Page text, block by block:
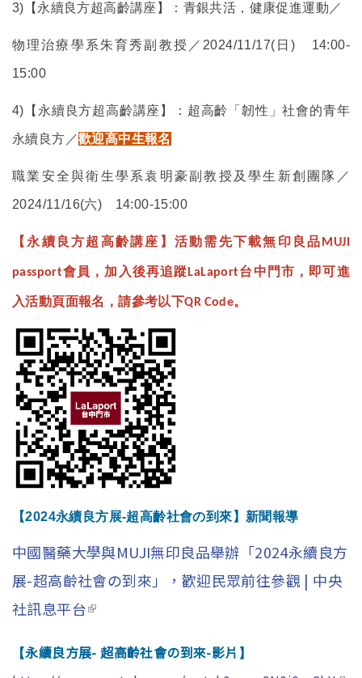
3) 【永續良方超高齡講座】：青銀共活，健康促進運動／
物理治療學系朱育秀副教授／2024/11/17(日) 14:00-
15:00
4) 【永續良方超高齡講座】：超高齡「韌性」社會的青年
永續良方／歡迎高中生報名
職業安全與衛生學系袁明豪副教授及學生新創團隊／
2024/11/16(六) 14:00-15:00
【永續良方超高齡講座】活動需先下載無印良品MUJI
passport會員，加入後再追蹤LaLaport台中門市，即可進
入活動頁面報名，請參考以下QR Code。
【2024永續良方展-超高齡社會の到來 】新聞報導
中國醫藥大學與MUJI無印良品舉辦「2024永續良方
展-超高齡社會の到來」，歡迎民眾前往參觀 | 中央
社訊息平台(link is external)
【永續良方展- 超高齡社會の到來-影片 】